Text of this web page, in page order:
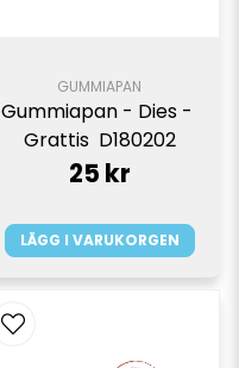
GUMMIAPAN
Gummiapan - Dies -
Grattis  D180202
25 kr
LÄGG I VARUKORGEN